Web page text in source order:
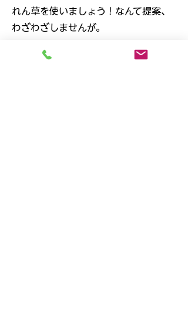
れん草を使いましょう！なんて提案、
わざわざしませんが。
ここで、マル秘情報です！（公開され